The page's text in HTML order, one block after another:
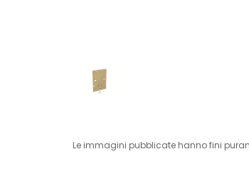
Le immagini pubblicate hanno fini